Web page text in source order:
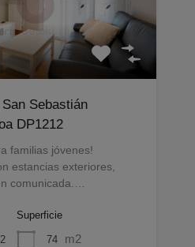
Sebastián
DP1212
familias jóvenes!
estancias exteriores,
comunicada.…
2
Superficie
74 m2